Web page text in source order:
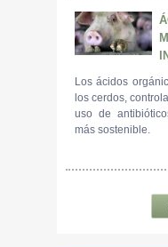
Los ácidos
los cerdos,
uso de
más sostenible.